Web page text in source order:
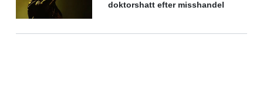
doktorshatt efter misshandel